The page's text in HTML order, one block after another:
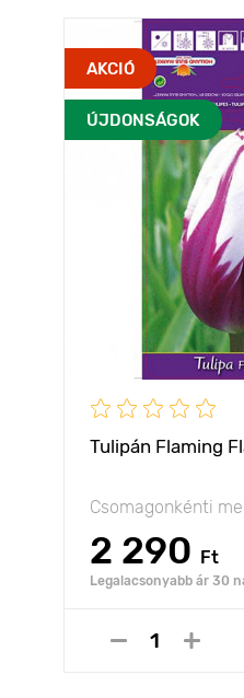
AKCIÓ
ÚJDONSÁGOK
Tulipán Flaming
Csomagonkénti
2 290 Ft
Legalacsonyabb ár 30